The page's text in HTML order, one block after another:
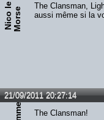
N
i
c
ol
e
M
o
r
se
The Clansman,
aussi même si la
21/09/2011 20:27:14
The Clansman!